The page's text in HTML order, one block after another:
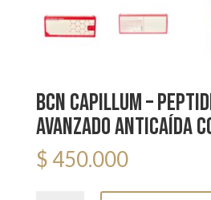
BCN CAPILLUM –
Avanzado Anticaída
$ 450.000